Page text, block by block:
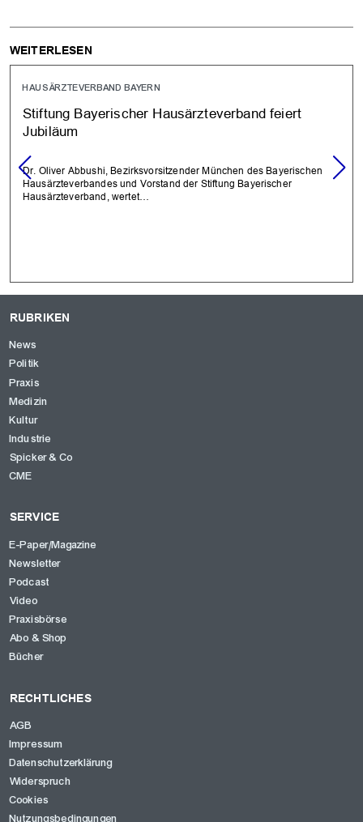
WEITERLESEN
HAUSÄRZTEVERBAND BAYERN
Stiftung Bayerischer Hausärzteverband feiert
Jubiläum
Dr. Oliver Abbushi, Bezirksvorsitzender München des Bayerischen
Hausärzteverbandes und Vorstand der Stiftung Bayerischer
Hausärzteverband, wertet…
RUBRIKEN
News
Politik
Praxis
Medizin
Kultur
Industrie
Spicker & Co
CME
SERVICE
E-Paper/Magazine
Newsletter
Podcast
Video
Praxisbörse
Abo & Shop
Bücher
RECHTLICHES
AGB
Impressum
Datenschutzerklärung
Widerspruch
Cookies
Nutzungsbedingungen